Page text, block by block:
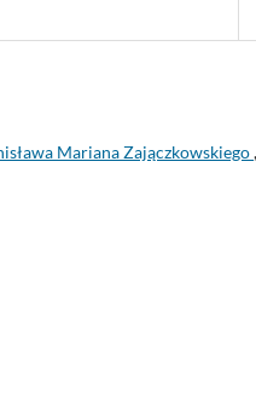
Mariana Zajączkowskiego,